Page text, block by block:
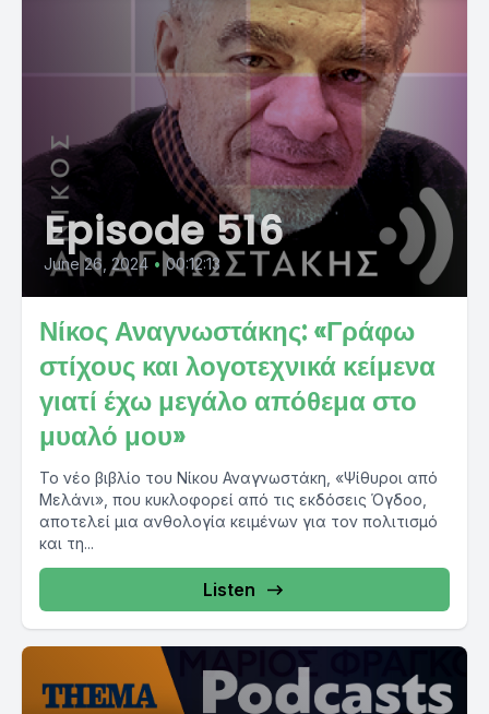
Episode 516
June 26, 2024 • 00:12:13
Νίκος Αναγνωστάκης: «Γράφω
στίχους και λογοτεχνικά κείμενα
γιατί έχω μεγάλο απόθεμα στο
μυαλό μου»
Το νέο βιβλίο του Νίκου Αναγνωστάκη, «Ψίθυροι από
Μελάνι», που κυκλοφορεί από τις εκδόσεις Όγδοο,
αποτελεί μια ανθολογία κειμένων για τον πολιτισμό
και τη...
Listen